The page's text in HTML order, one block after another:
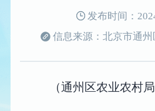
发布时间：
信息来源：北京市通
（通州区农业农村